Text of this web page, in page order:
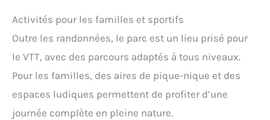
Activités pour les familles et sportifs
Outre les randonnées, le parc est un lieu prisé pour
le VTT, avec des parcours adaptés à tous niveaux.
Pour les familles, des aires de pique-nique et des
espaces ludiques permettent de profiter d’une
journée complète en pleine nature.